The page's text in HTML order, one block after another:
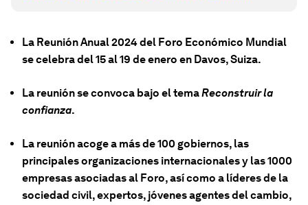
La Reunión Anual 2024 del Foro Económico Mundial
se celebra del 15 al 19 de enero en Davos, Suiza.
La reunión se convoca bajo el temaReconstruir la
confianza.
La reunión acoge a más de 100 gobiernos, las
principales organizaciones internacionales y las 1000
empresas asociadas al Foro, así como a líderes de la
sociedad civil, expertos, jóvenes agentes del cambio,